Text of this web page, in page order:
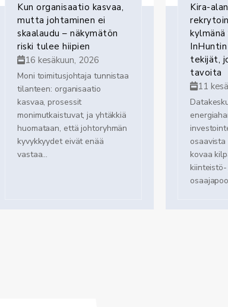
Kun organisaatio kasvaa,
mutta johtaminen ei
skaalaudu – näkymätön
riski tulee hiipien
16 kesäkuun, 2026
Moni toimitusjohtaja tunnistaa
tilanteen: organisaatio
kasvaa, prosessit
monimutkaistuvat, ja yhtäkkiä
huomataan, että johtoryhmän
kyvykkyydet eivät enää
vastaa...
Kira-alan
kylmänä
tekijät,
tavoita
11
kovaa